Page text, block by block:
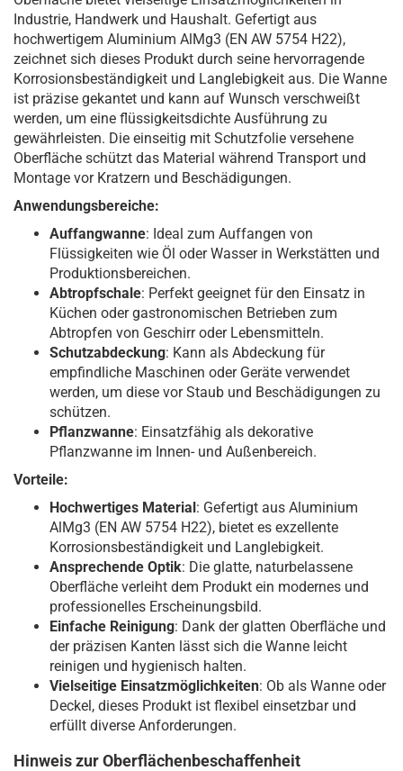
Industrie, Handwerk und Haushalt. Gefertigt aus
hochwertigem Aluminium AlMg3 (EN AW 5754 H22),
zeichnet sich dieses Produkt durch seine hervorragende
Korrosionsbeständigkeit und Langlebigkeit aus. Die Wanne
ist präzise gekantet und kann auf Wunsch verschweißt
werden, um eine flüssigkeitsdichte Ausführung zu
gewährleisten. Die einseitig mit Schutzfolie versehene
Oberfläche schützt das Material während Transport und
Montage vor Kratzern und Beschädigungen.
Anwendungsbereiche:
Auffangwanne: Ideal zum Auffangen von
Flüssigkeiten wie Öl oder Wasser in Werkstätten und
Produktionsbereichen.
Abtropfschale: Perfekt geeignet für den Einsatz in
Küchen oder gastronomischen Betrieben zum
Abtropfen von Geschirr oder Lebensmitteln.
Schutzabdeckung: Kann als Abdeckung für
empfindliche Maschinen oder Geräte verwendet
werden, um diese vor Staub und Beschädigungen zu
schützen.
Pflanzwanne: Einsatzfähig als dekorative
Pflanzwanne im Innen- und Außenbereich.
Vorteile:
Hochwertiges Material: Gefertigt aus Aluminium
AlMg3 (EN AW 5754 H22), bietet es exzellente
Korrosionsbeständigkeit und Langlebigkeit.
Ansprechende Optik: Die glatte, naturbelassene
Oberfläche verleiht dem Produkt ein modernes und
professionelles Erscheinungsbild.
Einfache Reinigung: Dank der glatten Oberfläche und
der präzisen Kanten lässt sich die Wanne leicht
reinigen und hygienisch halten.
Vielseitige Einsatzmöglichkeiten: Ob als Wanne oder
Deckel, dieses Produkt ist flexibel einsetzbar und
erfüllt diverse Anforderungen.
Hinweis zur Oberflächenbeschaffenheit